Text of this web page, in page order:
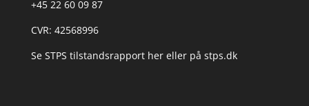
+45 22 60 09 87
CVR: 42568996
Se STPS tilstandsrapport hereller på stps.dk